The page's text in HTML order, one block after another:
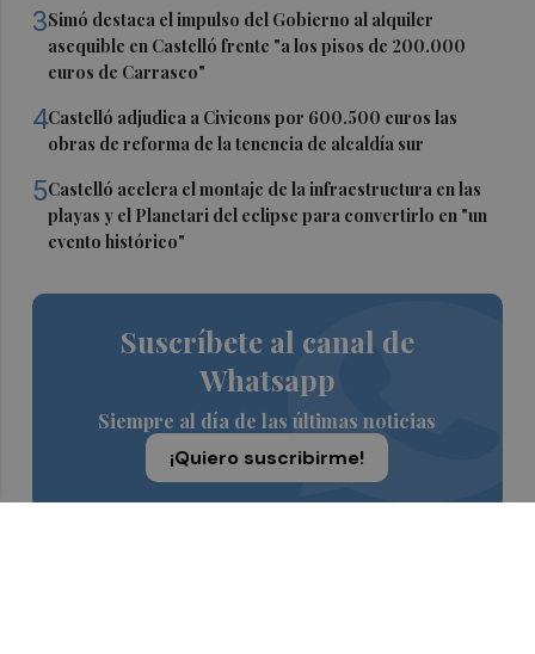
3Simó destaca el impulso del Gobierno al alquiler
asequible en Castelló frente "a los pisos de 200.000
euros de Carrasco"
4Castelló adjudica a Civicons por 600.500 euros las
obras de reforma de la tenencia de alcaldía sur
5Castelló acelera el montaje de la infraestructura en las
playas y el Planetari del eclipse para convertirlo en "un
evento histórico"
Suscríbete al canal de
Whatsapp
Siempre al día de las últimas noticias
¡Quiero suscribirme!